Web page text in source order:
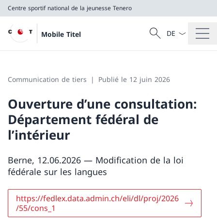
Centre sportif national de la jeunesse Tenero
Mobile Titel
Recherche
Recherche
La langue
Communication de tiers Publié le 12 juin 2026
Ouverture d’une consultation:
Département fédéral de
l’intérieur
Berne, 12.06.2026 — Modification de la loi
fédérale sur les langues
https://fedlex.data.admin.ch/eli/dl/proj/2026
/55/cons_1